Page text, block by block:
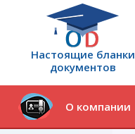
Настоящие бланки
документов
О компании